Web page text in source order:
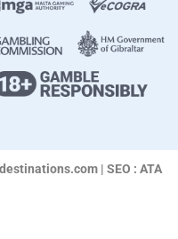
| SEO : ATA